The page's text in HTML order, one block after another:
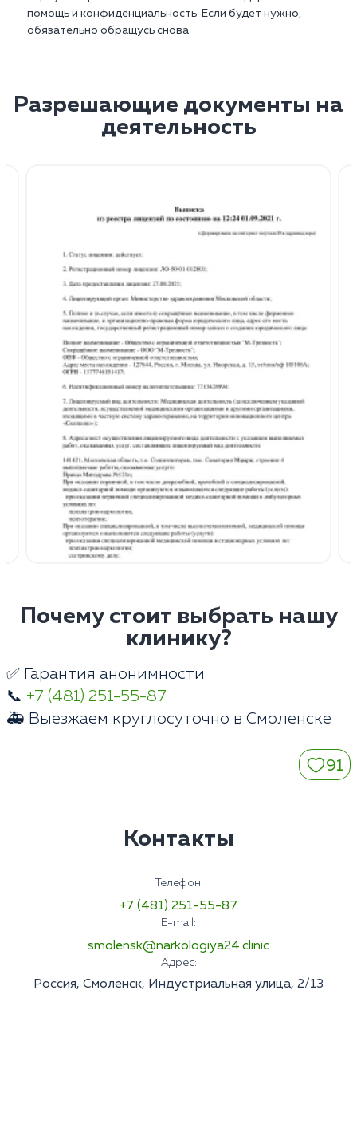
помощь и конфиденциальность. Если будет нужно,
обязательно обращусь снова.
Разрешающие документы на
деятельность
Почему стоит выбрать нашу
клинику?
✅ Гарантия анонимности
📞 +7 (481) 251-55-87
🚑 Выезжаем круглосуточно в Смоленске
91
Контакты
Телефон:
+7 (481) 251-55-87
E-mail:
smolensk@narkologiya24.clinic
Адрес:
Россия, Смоленск, Индустриальная улица, 2/13